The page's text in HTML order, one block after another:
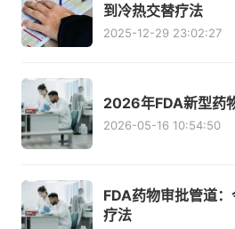
到冷热交替疗法
2025-12-29 23:02:27
2026年FDA新型药
2026-05-16 10:54:50
FDA药物审批管道
疗法